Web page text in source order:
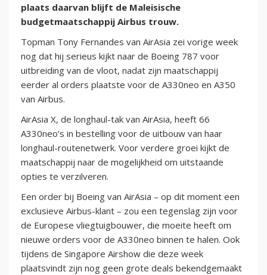
plaats daarvan blijft de Maleisische
budgetmaatschappij Airbus trouw.
Topman Tony Fernandes van AirAsia zei vorige week
nog dat hij serieus kijkt naar de Boeing 787 voor
uitbreiding van de vloot, nadat zijn maatschappij
eerder al orders plaatste voor de A330neo en A350
van Airbus.
AirAsia X, de longhaul-tak van AirAsia, heeft 66
A330neo’s in bestelling voor de uitbouw van haar
longhaul-routenetwerk. Voor verdere groei kijkt de
maatschappij naar de mogelijkheid om uitstaande
opties te verzilveren.
Een order bij Boeing van AirAsia – op dit moment een
exclusieve Airbus-klant – zou een tegenslag zijn voor
de Europese vliegtuigbouwer, die moeite heeft om
nieuwe orders voor de A330neo binnen te halen. Ook
tijdens de Singapore Airshow die deze week
plaatsvindt zijn nog geen grote deals bekendgemaakt